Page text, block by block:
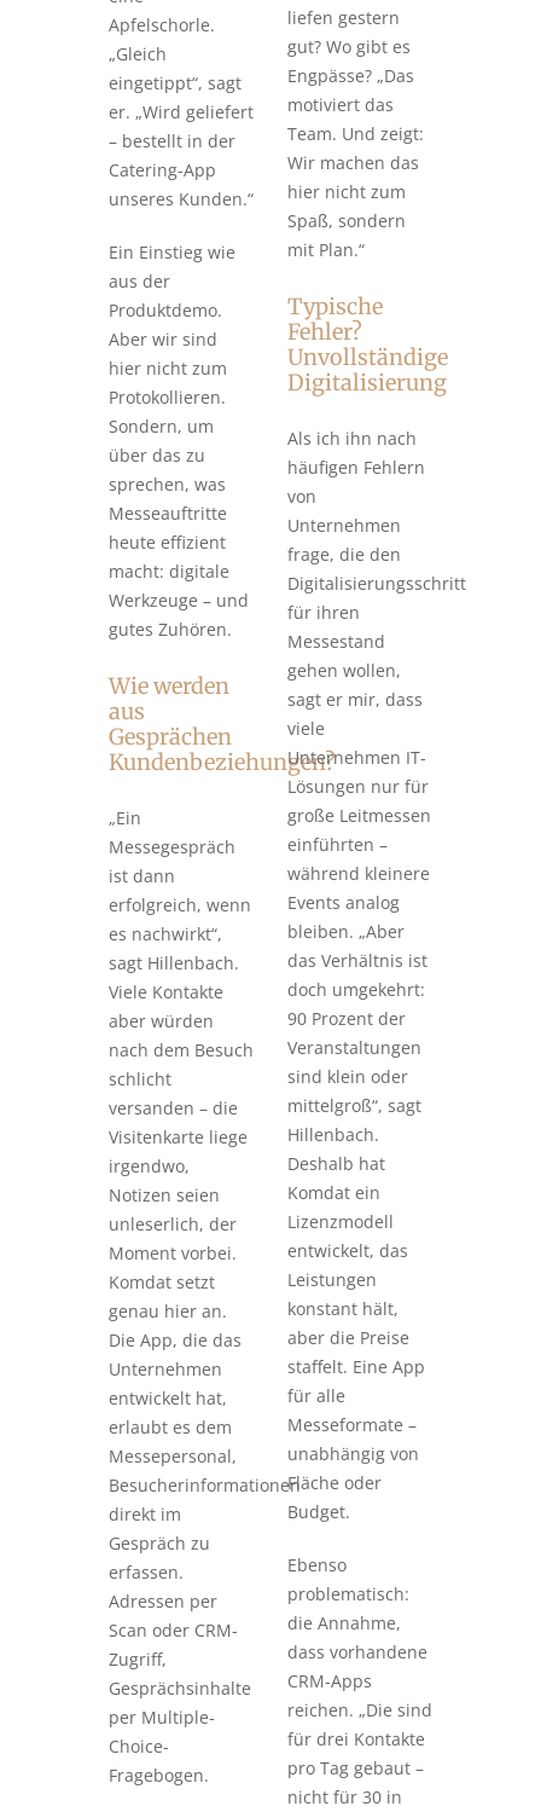
Apfelschorle.
„Gleich
eingetippt“, sagt
er. „Wird geliefert
– bestellt in der
Catering-App
unseres Kunden.“
Ein Einstieg wie
aus der
Produktdemo.
Aber wir sind
hier nicht zum
Protokollieren.
Sondern, um
über das zu
sprechen, was
Messeauftritte
heute effizient
macht: digitale
Werkzeuge – und
gutes Zuhören.
Wie werden
aus
Gesprächen
Kundenbeziehungen?
„Ein
Messegespräch
ist dann
erfolgreich, wenn
es nachwirkt“,
sagt Hillenbach.
Viele Kontakte
aber würden
nach dem Besuch
schlicht
versanden – die
Visitenkarte liege
irgendwo,
Notizen seien
unleserlich, der
Moment vorbei.
Komdat setzt
genau hier an.
Die App, die das
Unternehmen
entwickelt hat,
erlaubt es dem
Messepersonal,
Besucherinformationen
direkt im
Gespräch zu
erfassen.
Adressen per
Scan oder CRM-
Zugriff,
Gesprächsinhalte
per Multiple-
Choice-
Fragebogen.
liefen gestern
gut? Wo gibt es
Engpässe? „Das
motiviert das
Team. Und zeigt:
Wir machen das
hier nicht zum
Spaß, sondern
mit Plan.“
Typische
Fehler?
Unvollständige
Digitalisierung
Als ich ihn nach
häufigen Fehlern
von
Unternehmen
frage, die den
Digitalisierungsschritt
für ihren
Messestand
gehen wollen,
sagt er mir, dass
viele
Unternehmen IT-
Lösungen nur für
große Leitmessen
einführten –
während kleinere
Events analog
bleiben. „Aber
das Verhältnis ist
doch umgekehrt:
90 Prozent der
Veranstaltungen
sind klein oder
mittelgroß“, sagt
Hillenbach.
Deshalb hat
Komdat ein
Lizenzmodell
entwickelt, das
Leistungen
konstant hält,
aber die Preise
staffelt. Eine App
für alle
Messeformate –
unabhängig von
Fläche oder
Budget.
Ebenso
problematisch:
die Annahme,
dass vorhandene
CRM-Apps
reichen. „Die sind
für drei Kontakte
pro Tag gebaut –
nicht für 30 in